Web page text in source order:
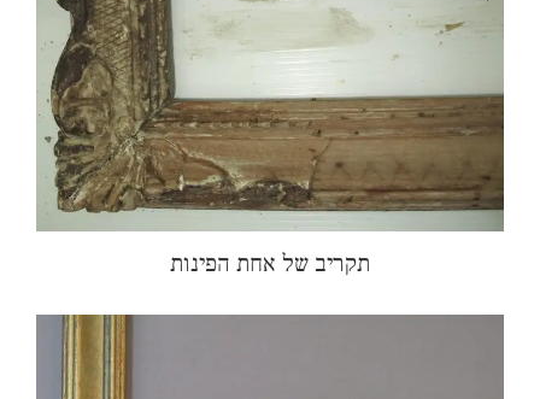
תקריב של אחת הפינות